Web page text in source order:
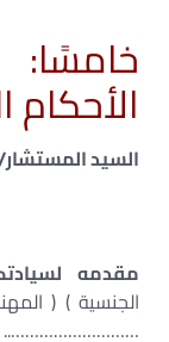
الأحكام
السيد
مقدمه
الجنسية ) (
……………………….. –